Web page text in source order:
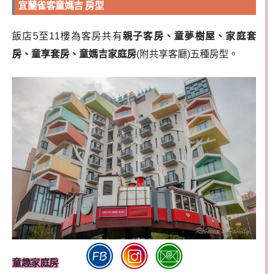
宜蘭雀客童媽吉 房型
飯店5至11樓為客房共有親子客房、童夢樹屋、家庭套
房、童享套房、童媽吉家庭房(附共享客廳)五種房型。
童趣家庭房